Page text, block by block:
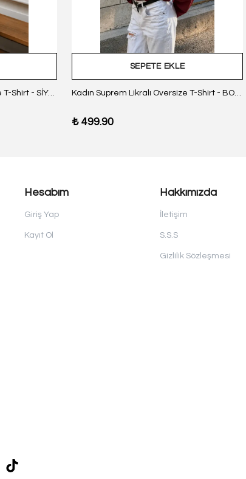
Kadın Suprem Likralı Oversize T-Shirt - SİYAH
SEPETE EKLE
Kadın Suprem Likralı Oversize T-Shirt - BORDO
₺ 499.90
Hesabım
Giriş Yap
Kayıt Ol
Hakkımızda
İletişim
S.S.S
Gizlilik Sözleşmesi